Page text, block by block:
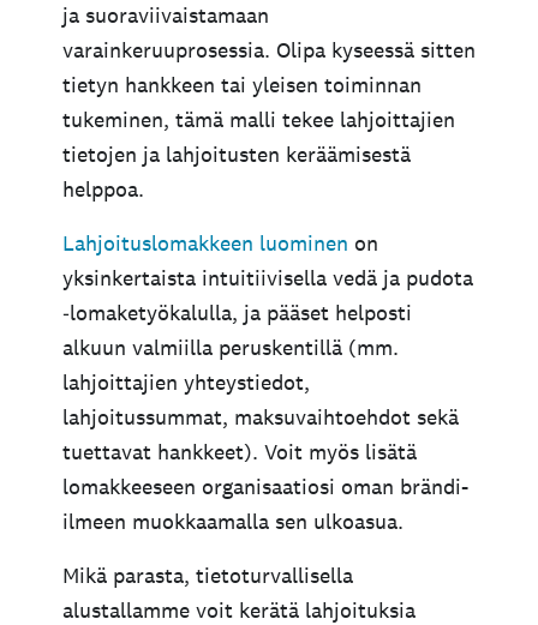
ja suoraviivaistamaan
varainkeruuprosessia. Olipa kyseessä sitten
tietyn hankkeen tai yleisen toiminnan
tukeminen, tämä malli tekee lahjoittajien
tietojen ja lahjoitusten keräämisestä
helppoa.
Lahjoituslomakkeen luominen on
yksinkertaista intuitiivisella vedä ja pudota
‑lomaketyökalulla, ja pääset helposti
alkuun valmiilla peruskentillä (mm.
lahjoittajien yhteystiedot,
lahjoitussummat, maksuvaihtoehdot sekä
tuettavat hankkeet). Voit myös lisätä
lomakkeeseen organisaatiosi oman brändi-
ilmeen muokkaamalla sen ulkoasua.
Mikä parasta, tietoturvallisella
alustallamme voit kerätä lahjoituksia